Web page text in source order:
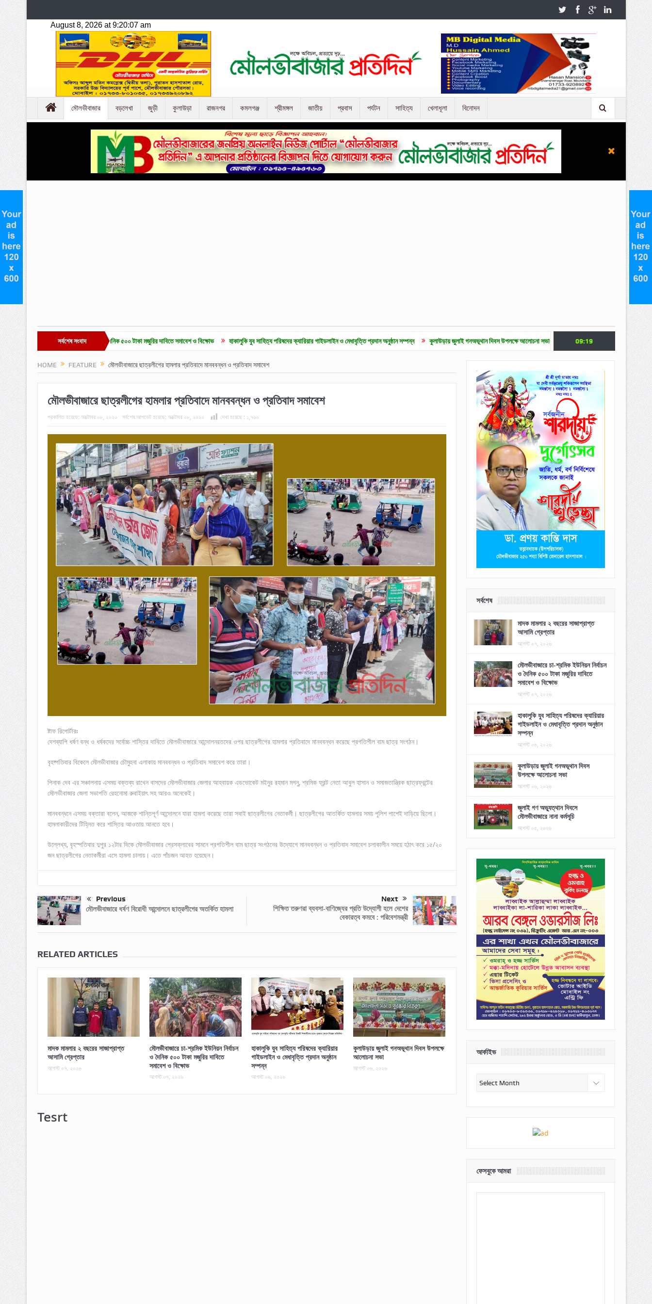
মৌলভীবাজার বড়লেখা জুড়ী কুলাউড়া রাজনগর কমলগঞ্জ শ্রীমঙ্গল জাতীয় প্রবাস পর্যটন সাহিত্য খেলাধূলা বিনোদন
সর্বশেষ সংবাদ
চা-শ্রমিক ইউনিয়ন নির্বাচন ও দৈনিক ৫০০ টাকা মজুরির দাবিতে সমাবেশ ও বিক্ষোভ হাকালুকি যুব সাহিত্য পরিষদের ক্যারিয়ার গাইডলাইন ও মেধাবৃত্তি প্রদান অনুষ্ঠান সম্পন্ন কুলাউড়ায় জুলাই গনঅভূথান দিবস উপলক্ষে আলোচনা সভা জুলাই গণ অভ্যুত্থান দিবসে মৌলভীবাজারে নানা কর্মসূচি
09:19
HOME FEATURE মৌলভীবাজারে ছাত্রলীগের হামলার প্রতিবাদে মানববন্ধন ও প্রতিবাদ সমাবেশ
মৌলভীবাজারে ছাত্রলীগের হামলার প্রতিবাদে মানববন্ধন ও প্রতিবাদ সমাবেশ
প্রকাশিত হয়েছে: অক্টোবর ০৮, ২০২০ সর্বশেষ আপডেট হয়েছে: অক্টোবর ০৮, ২০২০ দেখা হয়েছে : ১,৭৬০
ষ্টাফ রিপোর্টারঃ
দেশব্যাপি ধর্ষণ বন্ধ ও ধর্ষকদের সর্বোচ্চ শাস্তির দাবিতে মৌলভীবাজারে আন্দোলনরতদের ওপর ছাত্রলীগের হামলার প্রতিবাদে মানববন্ধন করেছে প্রগতিশীল বাম ছাত্র সংগঠন।
বৃহষ্পতিবার বিকেলে মৌলভীবাজার চৌমুহনা এলাকায় মানববন্ধন ও প্রতিবাদ সমাবেশ করে তারা।
পিনাক দেব এর সঞ্চালনায় এসময় বক্তব্য রাখেন বাসদের মৌলভীবাজার জেলার আহবায়ক এডভোকেট মইনুর রহমান মগনু, শ্রমিক ফ্রন্ট নেতা আবুল হাসান ও সমাজতান্ত্রিক ছাত্রফ্রন্টের
মৌলভীবাজার জেলা সভাপতি রেহনোমা রুবাইয়াৎ সহ আরও অনেকেই।
মানববন্ধনে এসময় বক্তারা বলেন, আজকে শান্তিপূর্ণ আন্দোলনে যারা হামলা করেছে তারা সবাই ছাত্রলীগের নেতাকর্মী। ছাত্রলীগের আতর্কিত হামলার সময় পুলিশ পাশেই দাড়িয়ে ছিলো।
হামলাকারীদের টিহ্নিত করে শাস্তির আওতায় আনতে হবে।
উল্লেখ্য, বৃহস্পতিবার দুপুর ১২টার দিকে মৌলভীবাজার প্রেসক্লাবের সামনে প্রগতিশীল বাম ছাত্র সংগঠনের উদ্যোগে মানববন্ধন ও প্রতিবাদ সমাবেশ চলাকালীন সময়ে হঠাৎ করে ১৫/২০
জন ছাত্রলীগের নেতাকর্মীরা এসে হামলা চালায়। এতে পাঁচজন আহত হয়েছেন।
Previous
মৌলভীবাজারে ধর্ষণ বিরোধী আন্দোলনে ছাত্রলীগের অতর্কিত হামলা
Next
শিক্ষিত তরুণরা ব্যবসা-বাণিজ্যের প্রতি উদ্যোগী হলে দেশের
বেকারত্ব কমবে : পরিবেশমন্ত্রী
RELATED ARTICLES
মাদক মামলার ২ বছরের সাজাপ্রাপ্ত
আসামি গ্রেপ্তার
আগস্ট ০৭, ২০২৬
মৌলভীবাজারে চা-শ্রমিক ইউনিয়ন নির্বাচন
ও দৈনিক ৫০০ টাকা মজুরির দাবিতে
সমাবেশ ও বিক্ষোভ
আগস্ট ০৭, ২০২৬
হাকালুকি যুব সাহিত্য পরিষদের ক্যারিয়ার
গাইডলাইন ও মেধাবৃত্তি প্রদান অনুষ্ঠান
সম্পন্ন
আগস্ট ০৬, ২০২৬
কুলাউড়ায় জুলাই গনঅভূথান দিবস উপলক্ষে
আলোচনা সভা
আগস্ট ০৬, ২০২৬
Tesrt
সর্বশেষ
মাদক মামলার ২ বছরের সাজাপ্রাপ্ত
আসামি গ্রেপ্তার
আগস্ট ০৭, ২০২৬
মৌলভীবাজারে চা-শ্রমিক ইউনিয়ন নির্বাচন
ও দৈনিক ৫০০ টাকা মজুরির দাবিতে
সমাবেশ ও বিক্ষোভ
আগস্ট ০৭, ২০২৬
হাকালুকি যুব সাহিত্য পরিষদের ক্যারিয়ার
গাইডলাইন ও মেধাবৃত্তি প্রদান অনুষ্ঠান
সম্পন্ন
আগস্ট ০৬, ২০২৬
কুলাউড়ায় জুলাই গনঅভূথান দিবস
উপলক্ষে আলোচনা সভা
আগস্ট ০৬, ২০২৬
জুলাই গণ অভ্যুত্থান দিবসে
মৌলভীবাজারে নানা কর্মসূচি
আগস্ট ০৫, ২০২৬
আর্কাইভ
আর্কাইভ
ফেসবুকে আমরা